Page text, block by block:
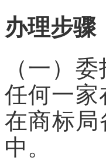
办理步骤
（一）
任何一家
在商标局
中。